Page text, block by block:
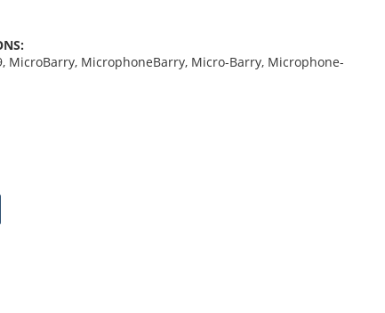
MicroBarry, MicrophoneBarry, Micro-Barry, Microphone-